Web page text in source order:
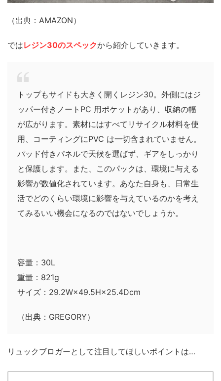
（出典：AMAZON）
ではレジン30のスペックから紹介していきます。
トップもサイドも大きく開くレジン30。外側にはジ
ッパー付きノートPC 用ポケットがあり、収納の幅
が広がります。素材にはすべてリサイクル材料を使
用、コーティングにPVC は一切含まれていません。
パッド付きパネルで天候を選ばず、ギアをしっかり
と保護します。また、このパックは、環境に与える
影響が数値化されています。あなた自身も、日常生
活でどのくらい環境に影響を与えているのかを考え
てみるいい機会になるのではないでしょうか。
容量：30L
重量：821g
サイズ：29.2W×49.5H×25.4Dcm
（出典：GREGORY）
リュックブロガーとして注目してほしいポイントは…